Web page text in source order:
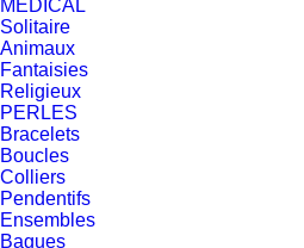
MÉDICAL
Solitaire
Animaux
Fantaisies
Religieux
PERLES
Bracelets
Boucles
Colliers
Pendentifs
Ensembles
Bagues